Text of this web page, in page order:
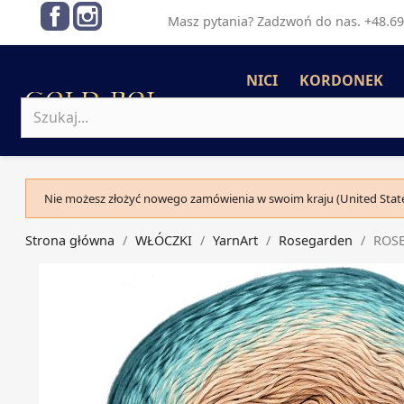
Masz pytania? Zadzwoń do nas.
Facebook
NICI KORDONEK
Nie możesz złożyć nowego zamówienia w swoim kraju (United
Strona główna WŁÓCZKI YarnArt Rosegarden